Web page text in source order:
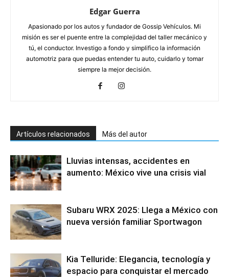
Edgar Guerra
Apasionado por los autos y fundador de Gossip Vehículos. Mi
misión es ser el puente entre la complejidad del taller mecánico y
tú, el conductor. Investigo a fondo y simplifico la información
automotriz para que puedas entender tu auto, cuidarlo y tomar
siempre la mejor decisión.
Artículos relacionados Más del autor
Lluvias intensas, accidentes en
aumento: México vive una crisis vial
Subaru WRX 2025: Llega a México con
nueva versión familiar Sportwagon
Kia Telluride: Elegancia, tecnología y
espacio para conquistar el mercado